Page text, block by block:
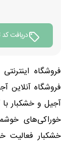
دریافت
فروشگاه
آجیل و خشکبار
خوراکی‌های
خشکبار فعالیت